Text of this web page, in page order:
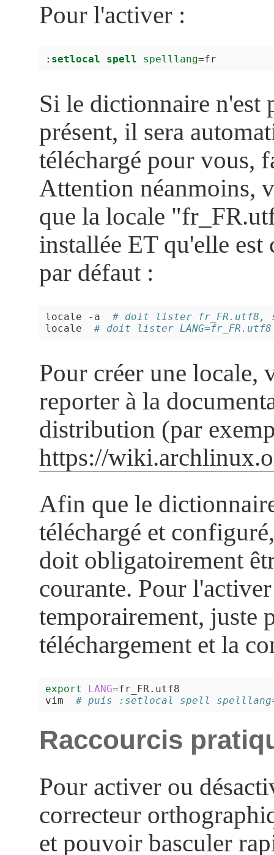
Pour l'activer :
: setlocal spell spelllang=
Si le dictionnaire n'est
présent, il sera
téléchargé pour vous,
Attention néanmoins,
que la locale
installée ET qu'elle est
par défaut :
locale -a # doit lister fr_FR.utf8,
locale # doit lister LANG=fr_FR.utf8
Pour créer une locale,
reporter à la
distribution (par
https://
Afin que le
téléchargé et
doit obligatoirement
courante. Pour l'activer
temporairement, juste
téléchargement et la
export LANG=fr_FR.utf8
vim # puis :setlocal spell
Raccourcis
Pour activer ou
correcteur
et pouvoir basculer